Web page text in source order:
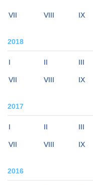
VII VIII IX
2018
I II III
VII VIII IX
2017
I II III
VII VIII IX
2016